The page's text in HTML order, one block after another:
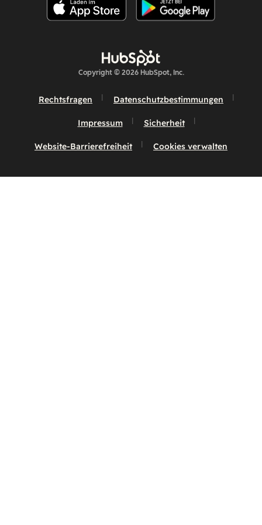
Copyright © 2026 HubSpot, Inc.
Rechtsfragen Datenschutzbestimmungen
Impressum Sicherheit
Website-Barrierefreiheit Cookies verwalten